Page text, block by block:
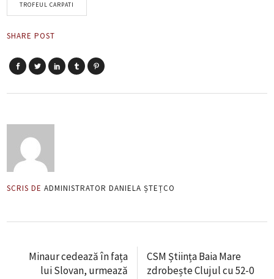
TROFEUL CARPATI
SHARE POST
SCRIS DE ADMINISTRATOR DANIELA ȘTEȚCO
Minaur cedează în fața
lui Slovan, urmează
CSM Știința Baia Mare
zdrobește Clujul cu 52-0